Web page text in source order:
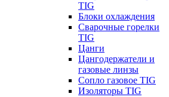
TIG
Блоки охлаждения
Сварочные горелки
TIG
Цанги
Цангодержатели и
газовые линзы
Сопло газовое TIG
Изоляторы TIG